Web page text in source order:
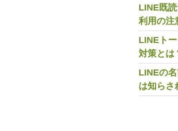
LINE既
利用の注
LINEト
対策とは
LINEの
は知らさ